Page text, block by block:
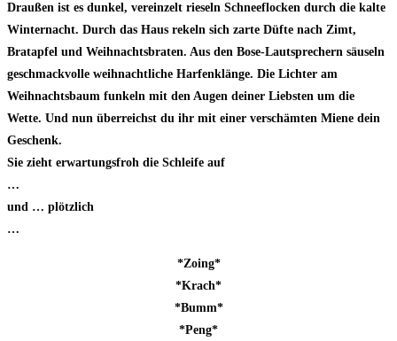
Draußen ist es dunkel, vereinzelt rieseln Schneeflocken durch die kalte
Winternacht. Durch das Haus rekeln sich zarte Düfte nach Zimt,
Bratapfel und Weihnachtsbraten. Aus den Bose-Lautsprechern säuseln
geschmackvolle weihnachtliche Harfenklänge. Die Lichter am
Weihnachtsbaum funkeln mit den Augen deiner Liebsten um die
Wette. Und nun überreichst du ihr mit einer verschämten Miene dein
Geschenk.
Sie zieht erwartungsfroh die Schleife auf
…
und … plötzlich
…
*Zoing*
*Krach*
*Bumm*
*Peng*